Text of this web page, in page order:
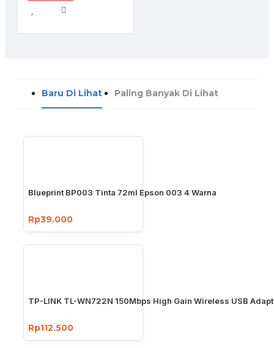
Baru Di Lihat Paling Banyak Di Lihat
Blueprint BP003 Tinta 72ml Epson 003 4 Warna
Rp39.000
TP-LINK TL-WN722N 150Mbps High Gain Wireless USB
Rp112.500